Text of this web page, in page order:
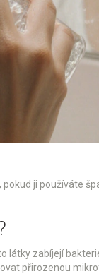
ji používáte
látky zabíjejí
přirozenou